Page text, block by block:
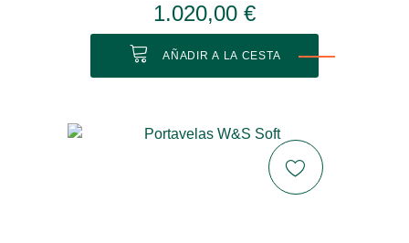
1.020,00 €
AÑADIR A LA CESTA